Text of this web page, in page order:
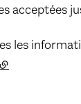
acceptées
les
(lien externe)